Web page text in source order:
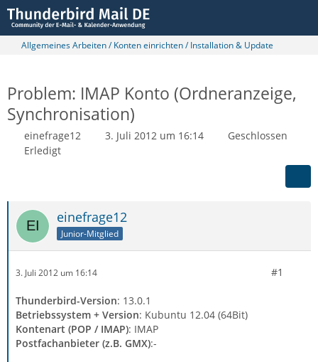
Allgemeines Arbeiten / Konten einrichten / Installation & Update
Problem: IMAP Konto (Ordneranzeige,
Synchronisation)
einefrage12 3. Juli 2012 um 16:14
Geschlossen
Erledigt
einefrage12
Junior-Mitglied
3. Juli 2012 um 16:14 #1
Thunderbird-Version: 13.0.1
Betriebssystem + Version: Kubuntu 12.04 (64Bit)
Kontenart (POP / IMAP): IMAP
Postfachanbieter (z.B. GMX):-